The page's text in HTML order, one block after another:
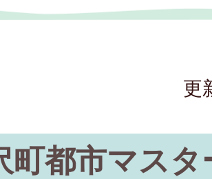
更
町都市マス